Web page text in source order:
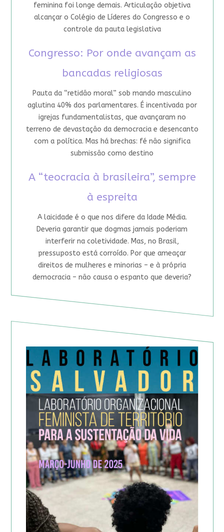
feminina foi longe demais. Articulação objetiva
alcançar o Colégio de Líderes do Congresso e o
controle da pauta legislativa
Congresso: Por onde avançam as
bancadas religiosas
Pauta da “retidão moral” sob mando masculino
aglutina 40% dos parlamentares. É incentivada por
igrejas fundamentalistas, que avançaram no
terreno de devastação da democracia e desencanto
com a política. Mas há brechas: fé não significa
submissão como destino
A “teocracia à brasileira”, sempre
à espreita
A laicidade é o que nos difere da Idade Média.
Deveria garantir que dogmas jamais poderiam
interferir na coletividade. Mas, no Brasil,
pressuposto está corroído. Por que ameaçar
direitos de mulheres e minorias – e à própria
democracia – não causa o espanto que deveria?